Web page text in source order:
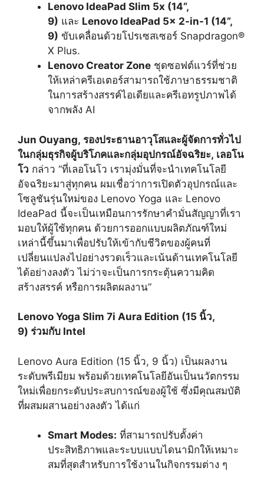
Lenovo IdeaPad Slim 5x (14”,
9) และ Lenovo IdeaPad 5x 2-in-1 (14”,
9) ขับเคลื่อนด้วยโปรเซสเซอร์ Snapdragon®
X Plus.
Lenovo Creator Zone ชุดซอฟต์แวร์ที่ช่วย
ให้เหล่าครีเอเตอร์สามารถใช้ภาษาธรรมชาติ
ในการสร้างสรรค์ไอเดียและครีเอทรูปภาพได้
จากพลัง AI
Jun Ouyang, รองประธานอาวุโสและผู้จัดการทั่วไป
ในกลุ่มธุรกิจผู้บริโภคและกลุ่มอุปกรณ์อัจฉริยะ, เลอโน
โว กล่าว “ที่เลอโนโว เรามุ่งมั่นที่จะนำเทคโนโลยี
อัจฉริยะมาสู่ทุกคน ผมเชื่อว่าการเปิดตัวอุปกรณ์และ
โซลูชันรุ่นใหม่ของ Lenovo Yoga และ Lenovo
IdeaPad นี้จะเป็นเหมือนการรักษาคำมั่นสัญญาที่เรา
มอบให้ผู้ใช้ทุกคน ด้วยการออกแบบผลิตภัณฑ์ใหม่
เหล่านี้ขึ้นมาเพื่อปรับให้เข้ากับชีวิตของผู้คนที่
เปลี่ยนแปลงไปอย่างรวดเร็วและเน้นด้านเทคโนโลยี
ได้อย่างลงตัว ไม่ว่าจะเป็นการกระตุ้นความคิด
สร้างสรรค์ หรือการผลิตผลงาน”
Lenovo Yoga Slim 7i Aura Edition (15 นิ้ว,
9) ร่วมกับ Intel
Lenovo Aura Edition (15 นิ้ว, 9 นิ้ว) เป็นผลงาน
ระดับพรีเมียม พร้อมด้วยเทคโนโลยีอันเป็นนวัตกรรม
ใหม่เพื่อยกระดับประสบการณ์ของผู้ใช้ ซึ่งมีคุณสมบัติ
ที่ผสมผสานอย่างลงตัว ได้แก่
Smart Modes: ที่สามารถปรับตั้งค่า
ประสิทธิภาพและระบบแบบไดนามิกให้เหมาะ
สมที่สุดสำหรับการใช้งานในกิจกรรมต่าง ๆ